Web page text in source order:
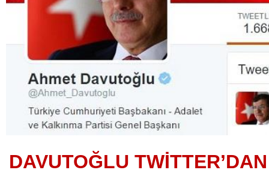
DAVUTOĞLU